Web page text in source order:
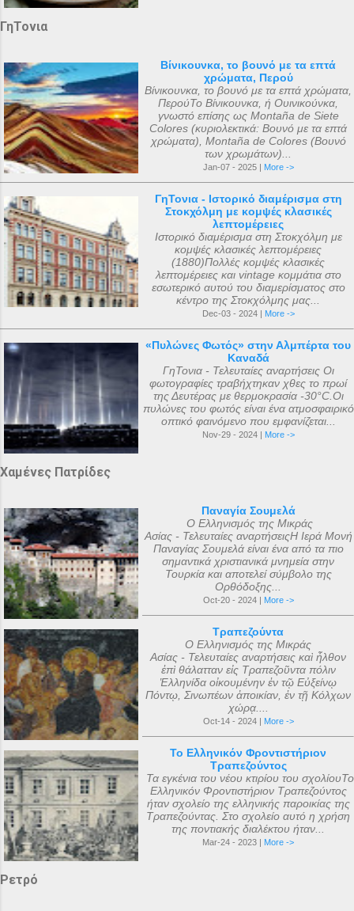
ΓηΤονια
Βίνικουνκα, το βουνό με τα επτά
χρώματα, Περού
Βίνικουνκα, το βουνό με τα επτά χρώματα,
ΠερούΤο Βίνικουνκα, ή Ουινικούνκα,
γνωστό επίσης ως Montaña de Siete
Colores (κυριολεκτικά: Βουνό με τα επτά
χρώματα), Montaña de Colores (Βουνό
των χρωμάτων)...
Jan-07 - 2025 | More ->
ΓηΤονια - Ιστορικό διαμέρισμα στη
Στοκχόλμη με κομψές κλασικές
λεπτομέρειες
Ιστορικό διαμέρισμα στη Στοκχόλμη με
κομψές κλασικές λεπτομέρειες
(1880)Πολλές κομψές κλασικές
λεπτομέρειες και vintage κομμάτια στο
εσωτερικό αυτού του διαμερίσματος στο
κέντρο της Στοκχόλμης μας...
Dec-03 - 2024 | More ->
«Πυλώνες Φωτός» στην Αλμπέρτα του
Καναδά
ΓηΤονια - Τελευταίες αναρτήσεις Οι
φωτογραφίες τραβήχτηκαν χθες το πρωί
της Δευτέρας με θερμοκρασία -30°C.Οι
πυλώνες του φωτός είναι ένα ατμοσφαιρικό
οπτικό φαινόμενο που εμφανίζεται...
Nov-29 - 2024 | More ->
Χαμένες Πατρίδες
Παναγία Σουμελά
Ο Ελληνισμός της Μικράς
Ασίας - Τελευταίες αναρτήσειςΗ Ιερά Μονή
Παναγίας Σουμελά είναι ένα από τα πιο
σημαντικά χριστιανικά μνημεία στην
Τουρκία και αποτελεί σύμβολο της
Ορθόδοξης...
Oct-20 - 2024 | More ->
Τραπεζούντα
Ο Ελληνισμός της Μικράς
Ασίας - Τελευταίες αναρτήσεις καὶ ἦλθον
ἐπὶ θάλατταν εἰς Τραπεζοῦντα πόλιν
Ἑλληνίδα οἰκουμένην ἐν τῷ Εὐξείνῳ
Πόντῳ, Σινωπέων ἀποικίαν, ἐν τῇ Κόλχων
χώρᾳ....
Oct-14 - 2024 | More ->
Το Ελληνικόν Φροντιστήριον
Τραπεζούντος
Τα εγκένια του νέου κτιρίου του σχολίουΤο
Ελληνικόν Φροντιστήριον Τραπεζούντος
ήταν σχολείο της ελληνικής παροικίας της
Τραπεζούντας. Στο σχολείο αυτό η χρήση
της ποντιακής διαλέκτου ήταν...
Mar-24 - 2023 | More ->
Ρετρό